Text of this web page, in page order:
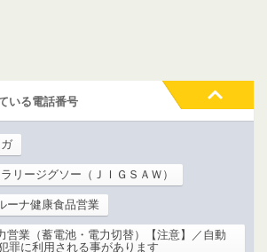
いる電話番号
リージグソー（ＪＩＧＳＡＷ）
ーナ健康食品営業
営業（蓄電池・電力切替）【注意】／自動
罪に利用される事があります